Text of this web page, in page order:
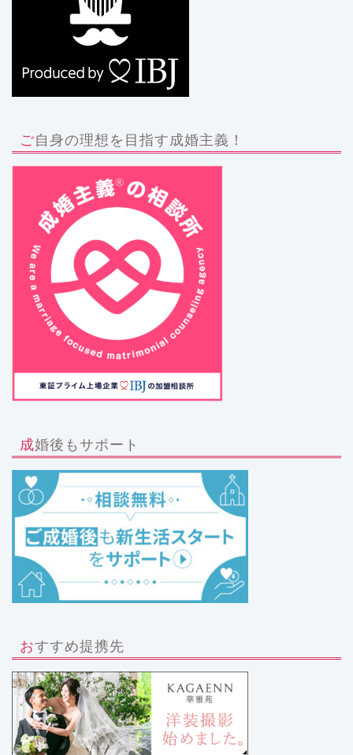
ご自身の理想を目指す成婚主義！
成婚後もサポート
おすすめ提携先